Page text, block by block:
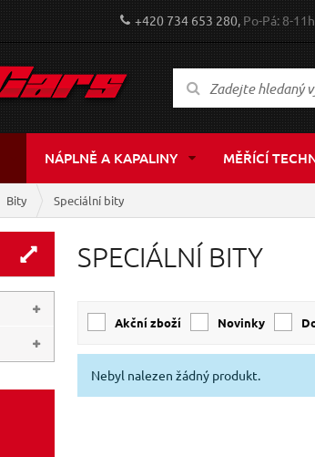
+420 734 653 280,Po-Pá: 8-
NÁPLNĚ A KAPALINY MĚŘÍCÍ
Bity Speciální bity
118 Kč
SPECIÁLNÍ BITY
Akční zboží Novinky
Nebyl nalezen žádný produkt.